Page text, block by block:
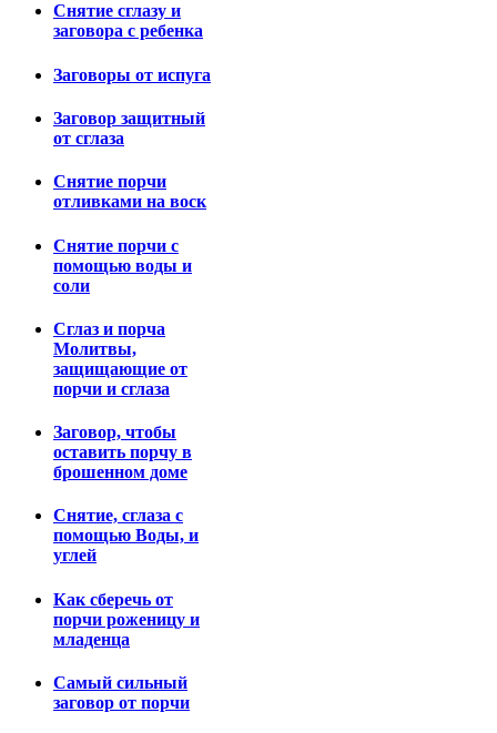
Снятие сглазу и
заговора с ребенка
Заговоры от испуга
Заговор защитный
от сглаза
Снятие порчи
отливками на воск
Снятие порчи с
помощью воды и
соли
Сглаз и порча
Молитвы,
защищающие от
порчи и сглаза
Заговор, чтобы
оставить порчу в
брошенном доме
Снятие, сглаза с
помощью Воды, и
углей
Как сберечь от
порчи роженицу и
младенца
Самый сильный
заговор от порчи